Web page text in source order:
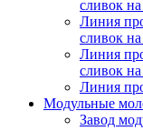
сливок
Линия
сливок
Линия
сливок
Линия
Модульные
Завод